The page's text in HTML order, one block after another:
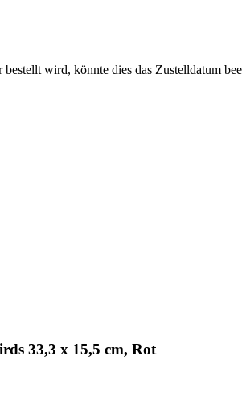
wird, könnte dies das Zustelldatum
33,3 x 15,5 cm, Rot